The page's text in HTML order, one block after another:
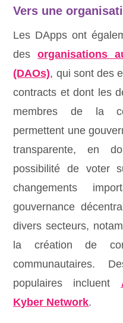
Vers une
Les DApps ont
desorganisations
(DAOs), qui sont des
contracts et dont les
membres de la
permettent une
transparente, en
possibilité de voter
changements
gouvernance
divers secteurs,
la création de
communautaires.
populaires incluent
Kyber Network.